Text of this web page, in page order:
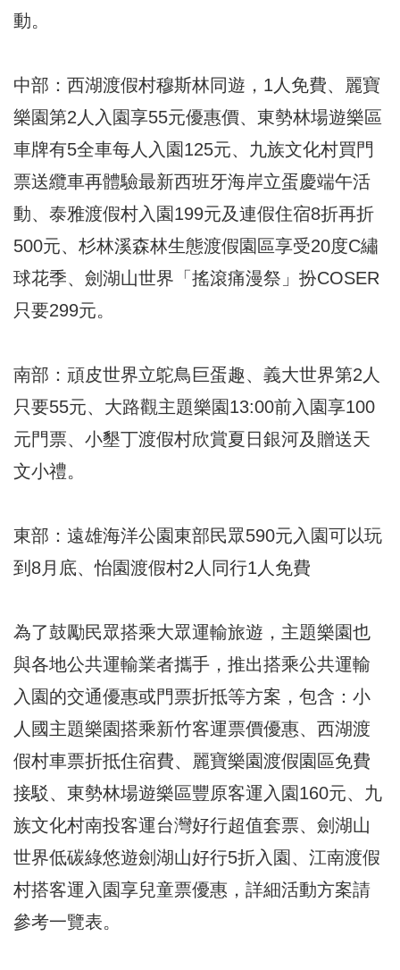
動。
中部：西湖渡假村穆斯林同遊，1人免費、麗寶
樂園第2人入園享55元優惠價、東勢林場遊樂區
車牌有5全車每人入園125元、九族文化村買門
票送纜車再體驗最新西班牙海岸立蛋慶端午活
動、泰雅渡假村入園199元及連假住宿8折再折
500元、杉林溪森林生態渡假園區享受20度C繡
球花季、劍湖山世界「搖滾痛漫祭」扮COSER
只要299元。
南部：頑皮世界立鴕鳥巨蛋趣、義大世界第2人
只要55元、大路觀主題樂園13:00前入園享100
元門票、小墾丁渡假村欣賞夏日銀河及贈送天
文小禮。
東部：遠雄海洋公園東部民眾590元入園可以玩
到8月底、怡園渡假村2人同行1人免費
為了鼓勵民眾搭乘大眾運輸旅遊，主題樂園也
與各地公共運輸業者攜手，推出搭乘公共運輸
入園的交通優惠或門票折抵等方案，包含：小
人國主題樂園搭乘新竹客運票價優惠、西湖渡
假村車票折抵住宿費、麗寶樂園渡假園區免費
接駁、東勢林場遊樂區豐原客運入園160元、九
族文化村南投客運台灣好行超值套票、劍湖山
世界低碳綠悠遊劍湖山好行5折入園、江南渡假
村搭客運入園享兒童票優惠，詳細活動方案請
參考一覽表。